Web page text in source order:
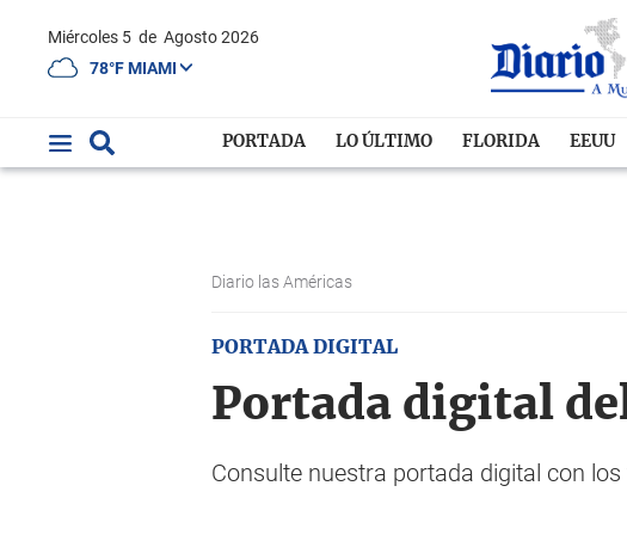
Miércoles 5 de Agosto 2026
78°F MIAMI
PORTADA LO ÚLTIMO FLORIDA EEUU
Diario las Américas
PORTADA DIGITAL
Portada digital
Consulte nuestra portada digital con